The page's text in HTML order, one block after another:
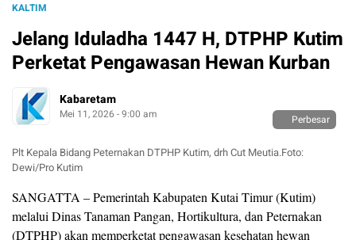
KALTIM
Jelang Iduladha 1447 H, DTPHP Kutim
Perketat Pengawasan Hewan Kurban
Kabaretam
Mei 11, 2026 - 9:00 am Perbesar
Plt Kepala Bidang Peternakan DTPHP Kutim, drh Cut Meutia.Foto:
Dewi/Pro Kutim
SANGATTA – Pemerintah Kabupaten Kutai Timur (Kutim)
melalui Dinas Tanaman Pangan, Hortikultura, dan Peternakan
(DTPHP) akan memperketat pengawasan kesehatan hewan